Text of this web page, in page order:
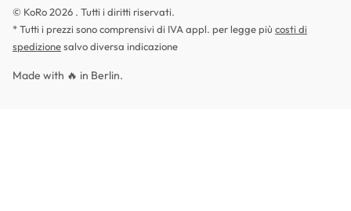
© KoRo 2026 . Tutti i diritti riservati.
* Tutti i prezzi sono comprensivi di IVA appl. per legge più costi di
spedizionesalvo diversa indicazione
Made with 🔥 in Berlin.